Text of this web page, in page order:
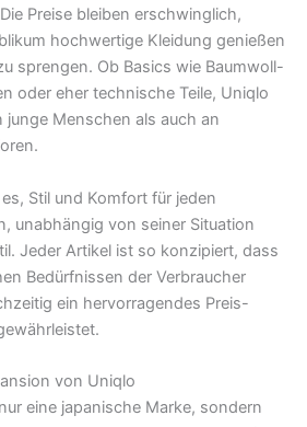
Preise bleiben erschwinglich,
hochwertige Kleidung genießen
sprengen. Ob Basics wie Baumwoll-
oder eher technische Teile, Uniqlo
Menschen als auch an
Stil und Komfort für jeden
unabhängig von seiner Situation
Jeder Artikel ist so konzipiert, dass
Bedürfnissen der Verbraucher
ein hervorragendes Preis-
von Uniqlo
eine japanische Marke, sondern